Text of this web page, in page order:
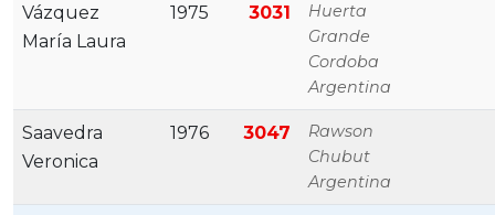
Vázquez
María Laura
1975 3031
Huerta
Grande
Cordoba
Argentina
Saavedra
Veronica
1976 3047
Rawson
Chubut
Argentina